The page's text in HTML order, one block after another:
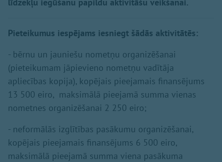
Pieteikumus iespējams iesniegt šādās aktivitātēs:
- bērnu un jauniešu nometņu organizēšanai
(pieteikumam jāpievieno nometņu vadītāja
apliecības kopija), kopējais pieejamais finansējums
13 500 eiro, maksimālā pieejamā summa vienas
nometnes organizēšanai 2 250 eiro;
- neformālās izglītības pasākumu organizēšanai,
kopējais pieejamais finansējums 6 500 eiro,
maksimālā pieejamā summa viena pasākuma